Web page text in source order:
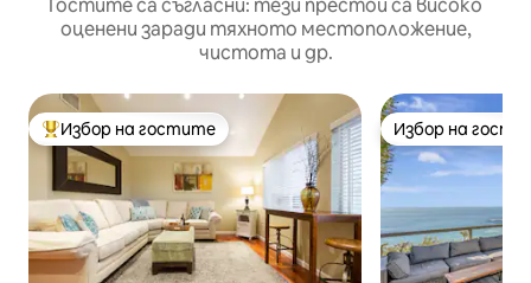
Гостите са съгласни: тези престои са високо
оценени заради тяхното местоположение,
чистота и др.
Най-популярен избор на гостите
Избор на гостите Избор на
Избор на